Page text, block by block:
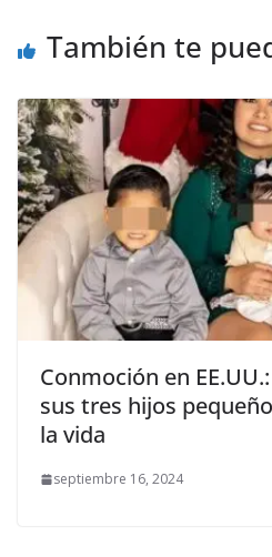
También te
Conmoción en
sus tres hijos
la vida
septiembre 16, 2024